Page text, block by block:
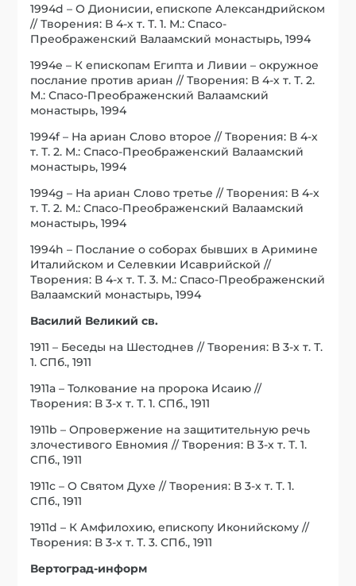
1994d – О Дионисии, епископе Александрийском
// Творения: В 4-х т. Т. 1. М.: Спасо-
Преображенский Валаамский монастырь, 1994
1994e – К епископам Египта и Ливии – окружное
послание против ариан // Творения: В 4-х т. Т. 2.
М.: Спасо-Преображенский Валаамский
монастырь, 1994
1994f – На ариан Слово второе // Творения: В 4-х
т. Т. 2. М.: Спасо-Преображенский Валаамский
монастырь, 1994
1994g – На ариан Слово третье // Творения: В 4-х
т. Т. 2. М.: Спасо-Преображенский Валаамский
монастырь, 1994
1994h – Послание о соборах бывших в Аримине
Италийском и Селевкии Исаврийской //
Творения: В 4-х т. Т. 3. М.: Спасо-Преображенский
Валаамский монастырь, 1994
Василий Великий св.
1911 – Беседы на Шестоднев // Творения: В 3-х т. Т.
1. СПб., 1911
1911a – Толкование на пророка Исаию //
Творения: В 3-х т. Т. 1. СПб., 1911
1911b – Опровержение на защитительную речь
злочестивого Евномия // Творения: В 3-х т. Т. 1.
СПб., 1911
1911c – О Святом Духе // Творения: В 3-х т. Т. 1.
СПб., 1911
1911d – К Амфилохию, епископу Иконийскому //
Творения: В 3-х т. Т. 3. СПб., 1911
Вертоград-информ